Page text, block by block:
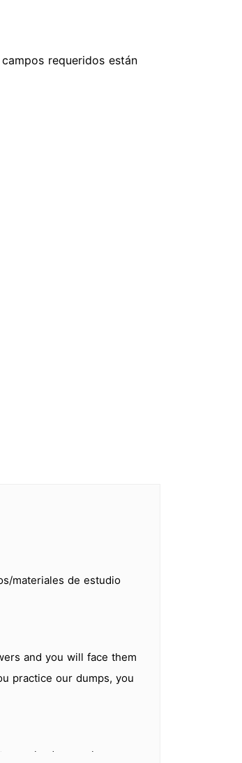
requeridos están
materiales de estudio
and you will face them
practice our dumps, you
volcados son los